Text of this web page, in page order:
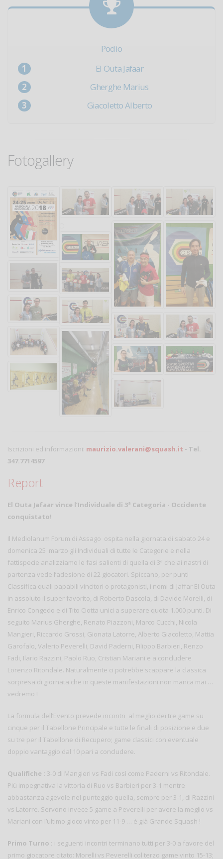
Podio
El Outa Jafaar
Gherghe Marius
Giacoletto Alberto
Fotogallery
Iscrizioni ed informazioni: maurizio.valerani@squash.it - Tel.
347.7714597
Report
El Outa Jafaar vince l’Individuale di 3ª Categoria - Occidente
conquistato!
Il Mediolanum Forum di Assago ospita nella giornata di sabato 24 e
domenica 25 marzo gli Individuali di tutte le Categorie e nella
fattispecie analizziamo le fasi salienti di quella di 3a che ai nastri di
partenza vede l’adesione di 22 giocatori. Spiccano, per punti
Classifica quali papabili vincitori o protagonisti, i nomi di Jaffar El Outa
in assoluto il super favorito, di Roberto Dascola, di Davide Morelli, di
Enrico Congedo e di Tito Ciotta unici a superare quota 1.000 punti. Di
seguito Marius Gherghe, Renato Piazzoni, Marco Cucchi, Nicola
Mangieri, Riccardo Grossi, Gionata Latorre, Alberto Giacoletto, Mattia
Garofalo, Valerio Peverelli, David Paderni, Filippo Barbieri, Renzo
Fadi, Ilario Razzini, Paolo Ruo, Cristian Mariani e a concludere
Lorenzo Ritondale. Naturalmente ci potrebbe scappare la classica
sorpresa di giornata che in queste manifestazioni non manca mai …
vedremo !
La formula dell’Evento prevede incontri al meglio dei tre game su
cinque per il Tabellone Principale e tutte le finali di posizione e due
su tre per il Tabellone di Recupero; game classici con eventuale
doppio vantaggio dal 10 pari a concludere.
Qualifiche : 3-0 di Mangieri vs Fadi così come Paderni vs Ritondale.
Più impegnativa la vittoria di Ruo vs Barbieri per 3-1 mentre
abbastanza agevole nel punteggio quella, sempre per 3-1, di Razzini
vs Latorre. Servono invece 5 game a Peverelli per avere la meglio vs
Mariani con l’ultimo gioco vinto per 11-9 … è già Grande Squash !
Primo Turno : i seguenti incontri terminano tutti per 3-0 a favore del
primo giocatore citato: Morelli vs Peverelli col terzo game vinto 15-13;